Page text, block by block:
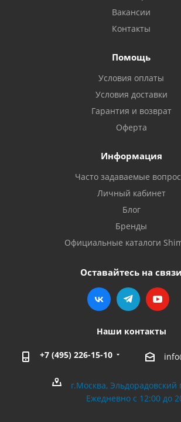
Вакансии
Контакты
Помощь
Условия оплаты
Условия доставки
Гарантия и возврат
Оферта
Информация
Часто задаваемые
Личный кабинет
Блог
Бренды
Официальные каталоги
Оставайтесь на связи
Наши контакты
+7 (495) 226-15-10
г.Москва, Эльдорадовский
Ежедневно с 12:00 до